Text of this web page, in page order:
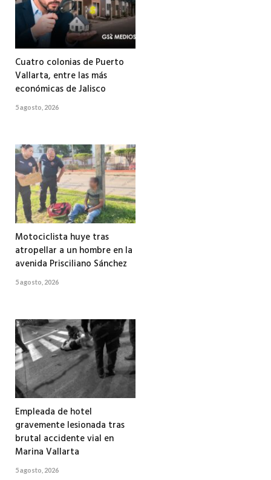
Cuatro colonias de Puerto
Vallarta, entre las más
económicas de Jalisco
5 agosto, 2026
Motociclista huye tras
atropellar a un hombre en la
avenida Prisciliano Sánchez
5 agosto, 2026
Empleada de hotel
gravemente lesionada tras
brutal accidente vial en
Marina Vallarta
5 agosto, 2026